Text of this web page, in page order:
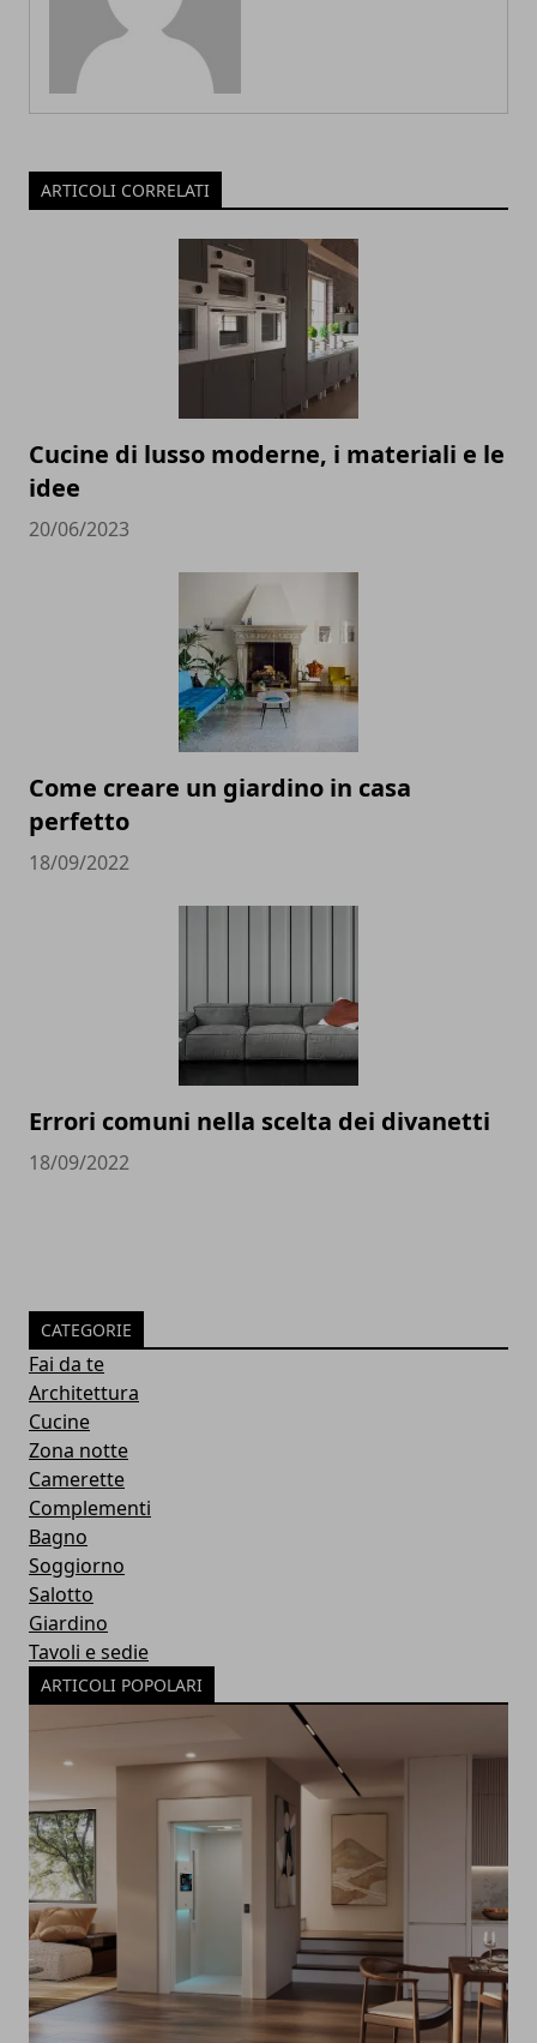
ARTICOLI CORRELATI
Cucine di lusso moderne, i materiali e le
idee
20/06/2023
Come creare un giardino in casa
perfetto
18/09/2022
Errori comuni nella scelta dei divanetti
18/09/2022
CATEGORIE
Fai da te
Architettura
Cucine
Zona notte
Camerette
Complementi
Bagno
Soggiorno
Salotto
Giardino
Tavoli e sedie
ARTICOLI POPOLARI